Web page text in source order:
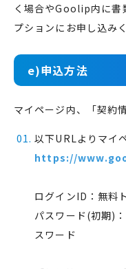
く場合やGoolip内に書
プションにお申し込み
e)申込方法
マイページ内、「契約
以下URLよりマイ
https://
ログインID：無料
パスワード(初期)
スワード